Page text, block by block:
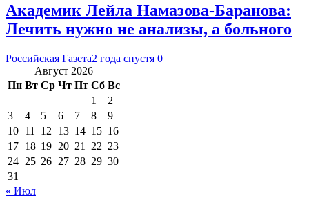
Академик Лейла Намазова-Баранова:
Лечить нужно не анализы, а больного
Российская Газета2 года спустя 0
Август 2026
Пн Вт Ср Чт Пт Сб Вс
1
2
3
4 5 6 7 8
9
10 11 12 13 14 15 16
17 18 19 20 21 22 23
24 25 26 27 28 29 30
31
« Июл